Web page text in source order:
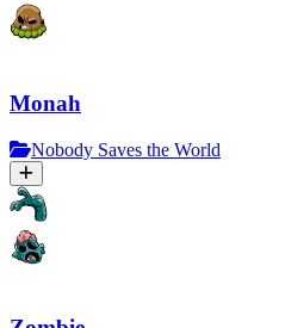
Monah
Nobody Saves the World